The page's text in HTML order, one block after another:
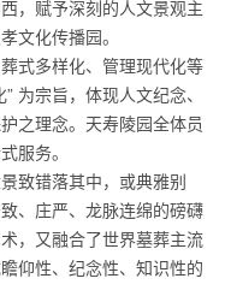
，赋予深刻的人文景观主
文化传播园。
式多样化、管理现代化等
为宗旨，体现人文纪念、
之理念。天寿陵园全体员
服务。
致错落其中，或典雅别
、庄严、龙脉连绵的磅礴
，又融合了世界墓葬主流
仰性、纪念性、知识性的